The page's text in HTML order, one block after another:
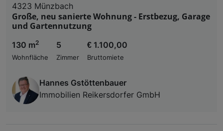
4323 Münzbach
Große, neu sanierte Wohnung - Erstbezug, Garage
und Gartennutzung
130 m2
Wohnfläche
5
Zimmer
€ 1.100,00
Bruttomiete
Hannes Gstöttenbauer
Immobilien Reikersdorfer GmbH